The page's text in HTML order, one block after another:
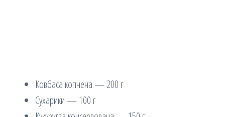
Ковбаса копчена — 200 г
Сухарики — 100 г